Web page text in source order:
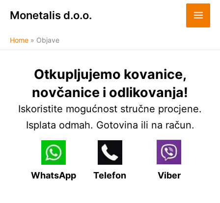
Monetalis d.o.o.
Home Objave
Otkupljujemo kovanice,
novčanice i odlikovanja!
Iskoristite mogućnost stručne procjene.
Isplata odmah. Gotovina ili na račun.
WhatsApp Viber
Telefon